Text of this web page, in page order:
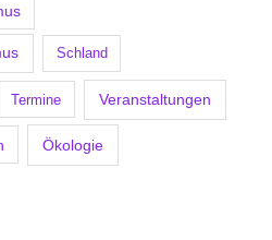
Schland
Termine Veranstaltungen
Ökologie